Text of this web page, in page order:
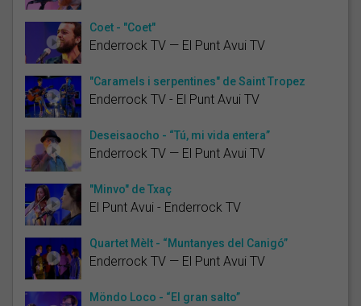
Coet - "Coet"
Enderrock TV — El Punt Avui TV
"Caramels i serpentines" de Saint Tropez
Enderrock TV - El Punt Avui TV
Deseisaocho - “Tú, mi vida entera”
Enderrock TV — El Punt Avui TV
"Minvo" de Txaç
El Punt Avui - Enderrock TV
Quartet Mèlt - “Muntanyes del Canigó”
Enderrock TV — El Punt Avui TV
Möndo Loco - “El gran salto”